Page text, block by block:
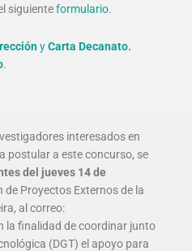
siguienteformulario.
yCarta Decanato.
.
interesados en
postular a este concurso, se
del jueves 14 de
de Proyectos Externos de la
al correo:
la finalidad de coordinar junto
(DGT) el apoyo para